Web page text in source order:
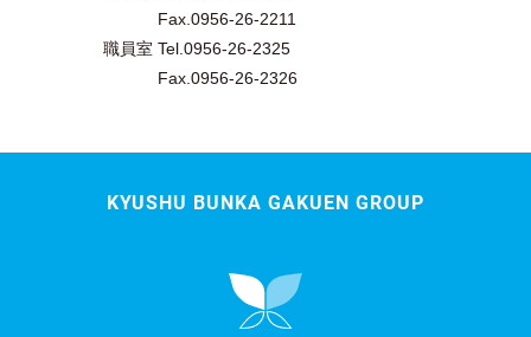
Fax.0956-26-2211
職員室 Tel.0956-26-2325
Fax.0956-26-2326
KYUSHU BUNKA GAKUEN GROUP